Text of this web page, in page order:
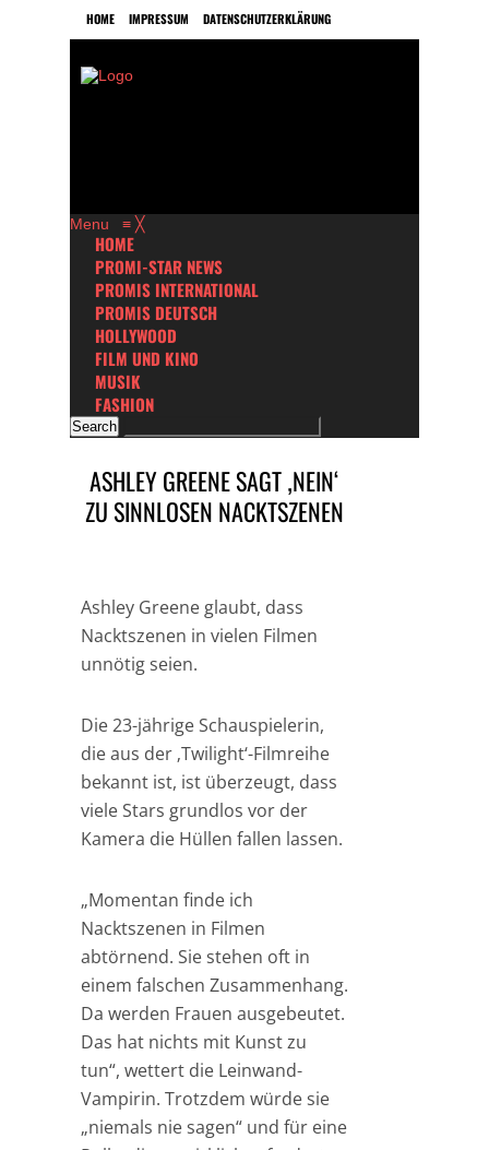
HOME IMPRESSUM DATENSCHUTZERKLÄRUNG
Menu ≡ ╳
HOME
PROMI-STAR NEWS
PROMIS INTERNATIONAL
PROMIS DEUTSCH
HOLLYWOOD
FILM UND KINO
MUSIK
FASHION
ASHLEY GREENE SAGT ‚NEIN‘
ZU SINNLOSEN NACKTSZENEN
Ashley Greene glaubt, dass
Nacktszenen in vielen Filmen
unnötig seien.
Die 23-jährige Schauspielerin,
die aus der ‚Twilight‘-Filmreihe
bekannt ist, ist überzeugt, dass
viele Stars grundlos vor der
Kamera die Hüllen fallen lassen.
„Momentan finde ich
Nacktszenen in Filmen
abtörnend. Sie stehen oft in
einem falschen Zusammenhang.
Da werden Frauen ausgebeutet.
Das hat nichts mit Kunst zu
tun“, wettert die Leinwand-
Vampirin. Trotzdem würde sie
„niemals nie sagen“ und für eine